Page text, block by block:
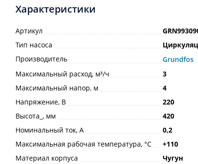
Характеристики
Артикул
Тип насоса
Производитель
Grundfos
Максимальный расход, м³/ч
3
Максимальный напор, м
4
Напряжение, В
220
Высота_, мм
420
Номинальный ток, А
0,2
Максимальная рабочая температура, °С
+110
Материал корпуса
Чугун